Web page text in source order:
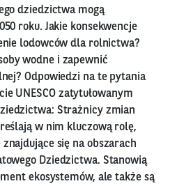
dziedzictwa mogą
roku. Jakie konsekwencje
lodowców dla rolnictwa?
wodne i zapewnić
Odpowiedzi na te pytania
UNESCO zatytułowanym
Strażnicy zmian
w nim kluczową rolę,
się na obszarach
Dziedzictwa. Stanowią
ekosystemów, ale także są